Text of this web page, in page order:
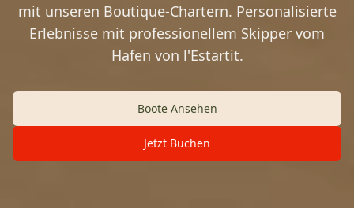
mit unseren Boutique-Chartern. Personalisierte
Erlebnisse mit professionellem Skipper vom
Hafen von l'Estartit.
Boote Ansehen
Jetzt Buchen